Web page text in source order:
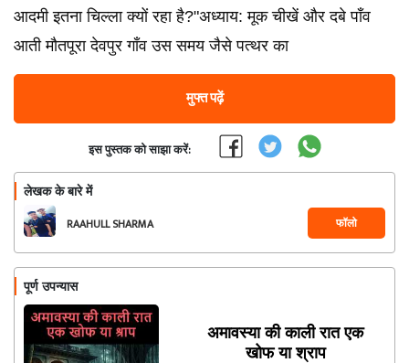
आदमी इतना चिल्ला क्यों रहा है?"अध्याय: मूक चीखें और दबे पाँव
आती मौतपूरा देवपुर गाँव उस समय जैसे पत्थर का
मुफ्त पढ़ें
इस पुस्तक को साझा करें:
लेखक के बारे में
RAAHULL SHARMA फॉलो
पूर्ण उपन्यास
अमावस्या की काली रात एक
खोफ या श्राप